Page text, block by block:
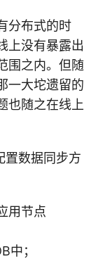
分布式的时
上没有暴露出
围之内。但随
一大坨遗留的
也随之在线上
置数据同步方
用节点
中；